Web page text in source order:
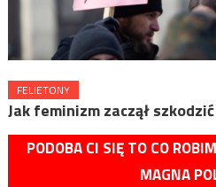
FELIETONY
Jak feminizm zaczął
PODOBA CI SIĘ TO CO
MAGNA